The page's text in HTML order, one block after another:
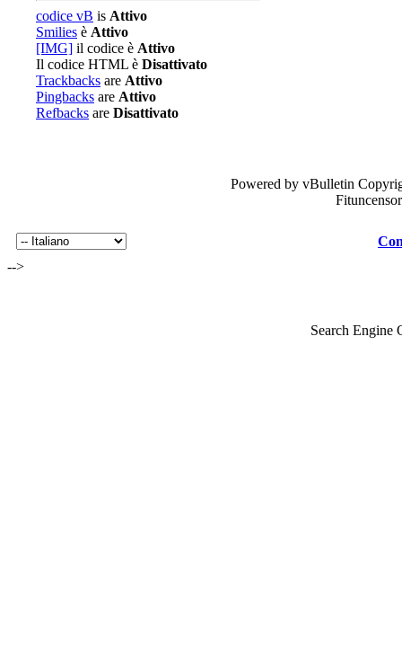
codice vB is Attivo
Smilies è Attivo
[IMG] il codice è Attivo
Il codice HTML è Disattivato
Trackbacks are Attivo
Pingbacks are Attivo
Refbacks are Disattivato
Powered by vBulletin
-->
Search Engine